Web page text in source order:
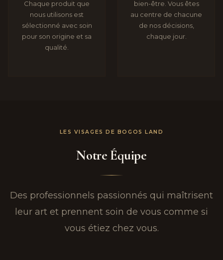
Chaque produit que
nous utilisons est
sélectionné avec soin
pour son origine et sa
qualité.
bien-être. Vous êtes
au centre de chacune
de nos décisions,
chaque jour.
LES VISAGES DE BOGOS LAND
Notre Équipe
Des professionnels passionnés qui maîtrisent
leur art et prennent soin de vous comme si
vous étiez chez vous.